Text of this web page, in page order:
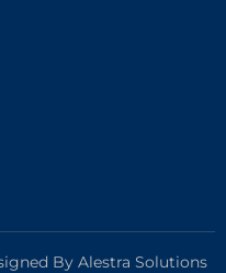
By Alestra Solutions